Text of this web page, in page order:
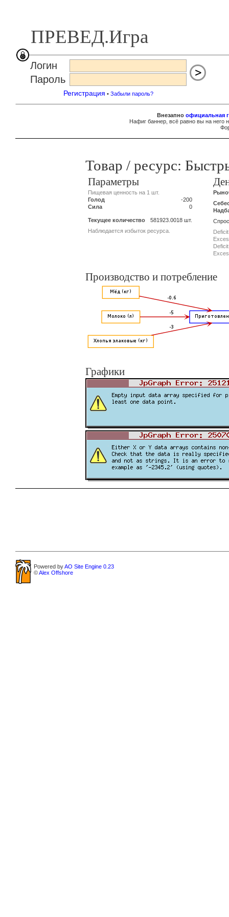
ПРЕВЕД.Игра
Логин
Пароль
Регистрация • Забыли пароль?
Внезапно официальная
Нафиг баннер, всё равно вы на
Товар / ресурс:
Параметры
Пищевая ценность на 1 шт.
Голод
-200
Сила
0
Текущее количество
581923.0018 шт.
Наблюдается избыток ресурса.
Производство и потребление
Графики
Powered byAO Site Engine 0.23
©Alex Offshore